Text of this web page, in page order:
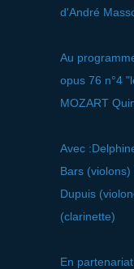
d'André
Au
opus 76 n°4
MOZART
Avec
Bars
Dupuis
(clarinette)​
En